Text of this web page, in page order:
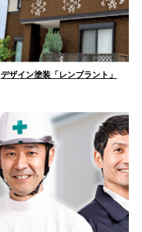
デザイン塗装「レンブラント」